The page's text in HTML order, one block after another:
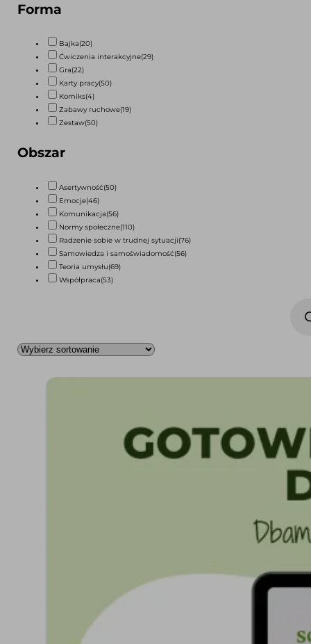
Forma
Bajka(20)
Ćwiczenia interakcyjne(29)
Gra(22)
Karty pracy(50)
Komiks(4)
Zabawy ruchowe(19)
Zestaw(50)
Obszar
Asertywność(50)
Emocje(46)
Komunikacja(56)
Normy społeczne(110)
Radzenie sobie w trudnej sytuacji(76)
Samowiedza i samoświadomość(56)
Teoria umysłu(69)
Współpraca(53)